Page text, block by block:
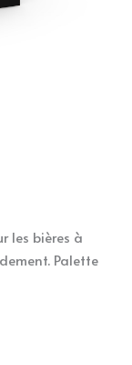
les bières à
Palette